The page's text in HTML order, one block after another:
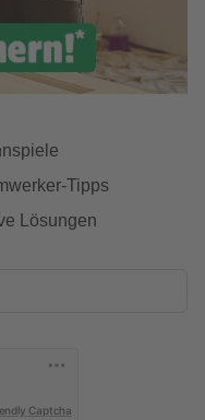
Tipps
Lösungen
Captcha